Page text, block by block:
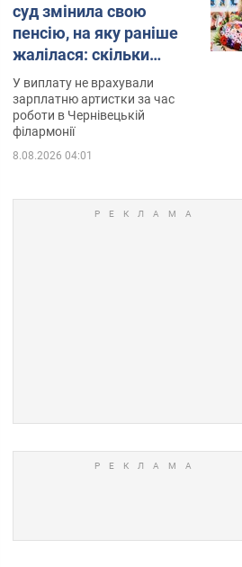
суд змінила свою
пенсію, на яку раніше
жалілася: скільки
отримувала співачка
У виплату не врахували
зарплатню артистки за час
роботи в Чернівецькій
філармонії
8.08.2026 04:01